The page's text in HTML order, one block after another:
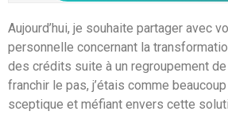
Aujourd’hui, je souhaite partager avec
personnelle concernant la
des crédits suite à un regroupement
franchir le pas, j’étais comme
sceptique et méfiant envers cette